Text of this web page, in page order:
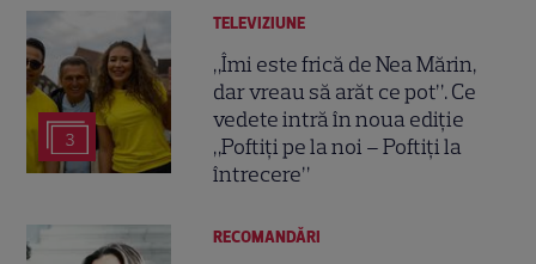
3
TELEVIZIUNE
„Îmi este frică de Nea Mărin,
dar vreau să arăt ce pot”. Ce
vedete intră în noua ediție
„Poftiți pe la noi – Poftiți la
întrecere”
RECOMANDĂRI